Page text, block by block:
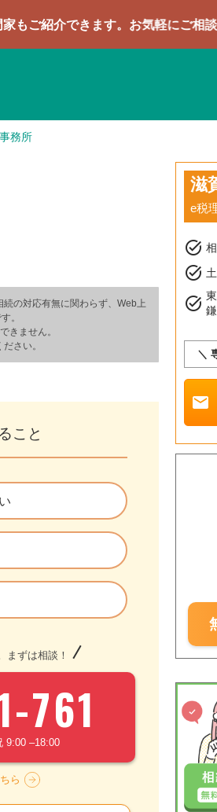
きます。お気軽にご相談ください
務所
の対応有無に関わらず、Web上
。
きません。
さい。
こと
まずは相談！
761
9:00 –18:00
ら
滋
e税
task_alt
task_alt
task_alt
＼
mail